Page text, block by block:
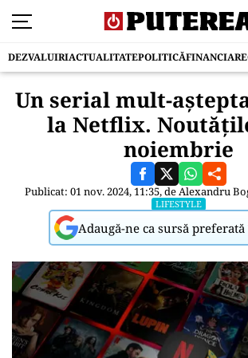
DEZVALUIRIACTUALITATEPOLITICĂFINANCIAR
Un serial mult-
la Netflix.
noiembrie
Publicat: 01 nov. 2024, 11:35, deAlexandru
LIFESTYLE
Adaugă-ne ca sursă